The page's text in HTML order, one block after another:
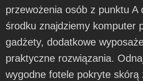
przewożenia osób z punktu A
środku znajdziemy komputer
gadżety, dodatkowe
praktyczne rozwiązania.
wygodne fotele pokryte skórą